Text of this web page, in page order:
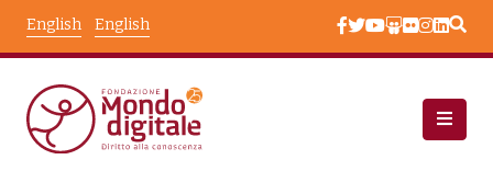
English
English